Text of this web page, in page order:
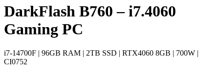
DarkFlash B760 – i7.4060
Gaming PC
i7-14700F | 96GB RAM | 2TB SSD | RTX4060 8GB | 700W |
CI0752